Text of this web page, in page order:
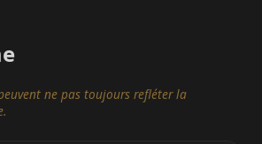
ne pas toujours refléter la